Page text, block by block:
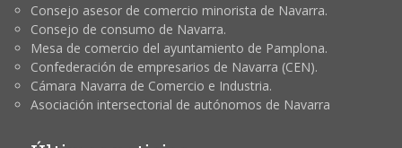
Consejo asesor de comercio minorista de Navarra.
Consejo de consumo de Navarra.
Mesa de comercio del ayuntamiento de Pamplona.
Confederación de empresarios de Navarra (CEN).
Cámara Navarra de Comercio e Industria.
Asociación intersectorial de autónomos de Navarra